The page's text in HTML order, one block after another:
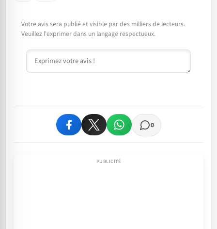
Votre avis sera publié et visible par des milliers de lecteurs.
Veuillez l'exprimer dans un langage respectueux.
Commentaire
0